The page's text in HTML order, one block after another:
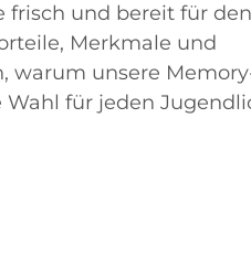
frisch und bereit für
Merkmale und
warum unsere
für jeden